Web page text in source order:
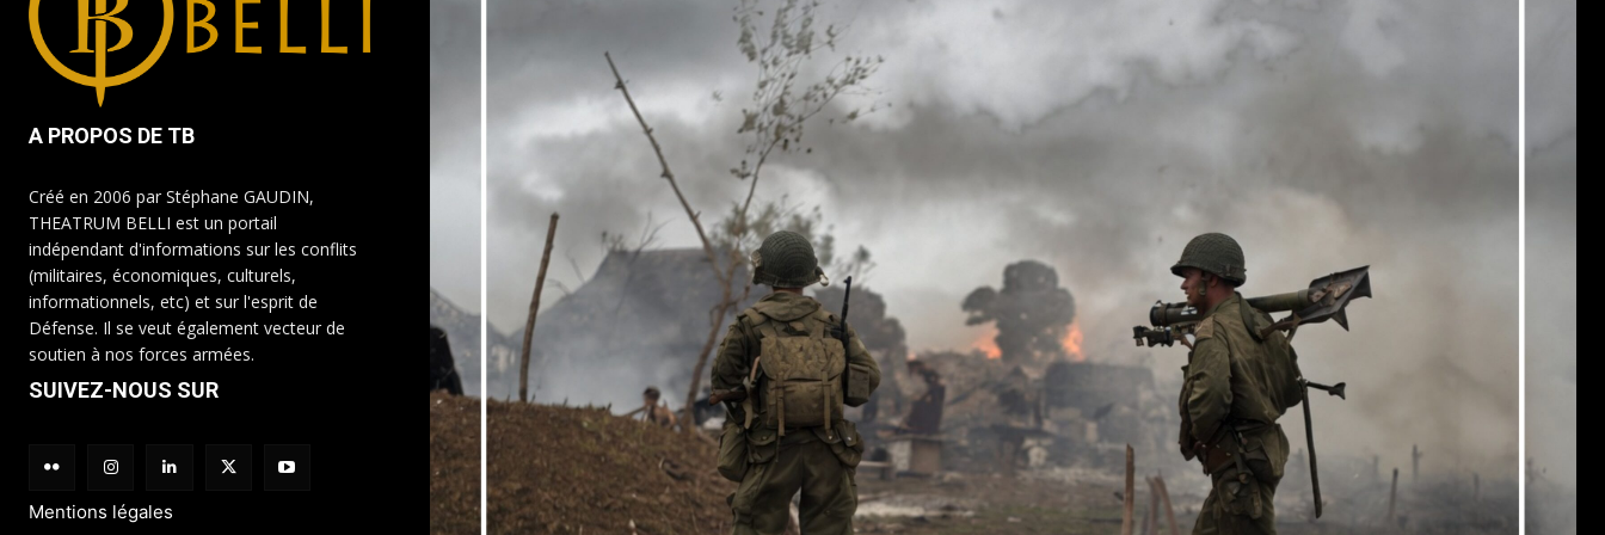
A PROPOS DE TB
Créé en 2006 par Stéphane GAUDIN,
THEATRUM BELLI est un portail
indépendant d'informations sur les conflits
(militaires, économiques, culturels,
informationnels, etc) et sur l'esprit de
Défense. Il se veut également vecteur de
soutien à nos forces armées.
SUIVEZ-NOUS SUR
Mentions légales